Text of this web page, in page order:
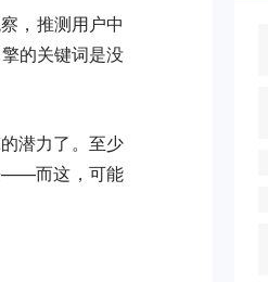
，推测用户中
的关键词是没
潜力了。至少
——而这，可能